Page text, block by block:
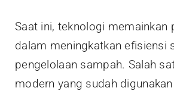
Saat ini, teknologi memainkan
dalam meningkatkan efisiensi
pengelolaan sampah. Salah
modern yang sudah